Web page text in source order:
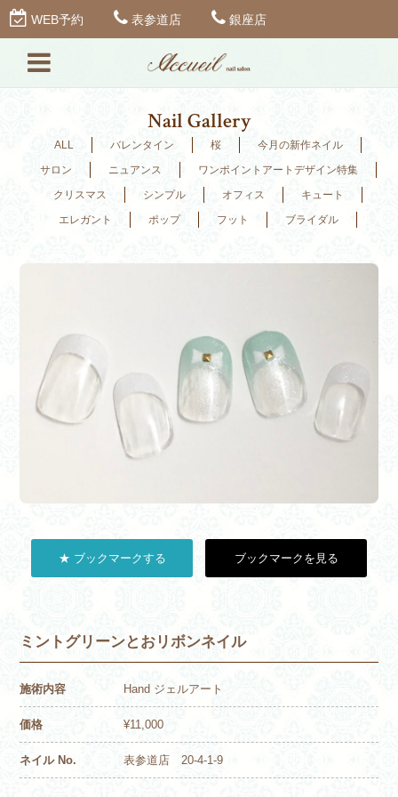
WEB予約 表参道店 銀座店
Nail Gallery
ALL バレンタイン 桜
今月の新作ネイル
サロン
ニュアンス
ワンポイントアートデザイン特集
クリスマス
シンプル オフィス
キュート
エレガント
ポップ フット ブライダル
★ ブックマークする ブックマークを見る
ミントグリーンとおリボンネイル
施術内容 Hand ジェルアート
価格 ¥11,000
ネイル No. 表参道店 20-4-1-9